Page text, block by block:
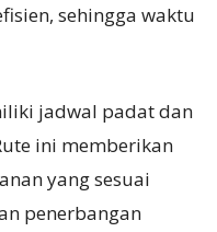
sehingga waktu
jadwal padat dan
ini memberikan
yang sesuai
penerbangan